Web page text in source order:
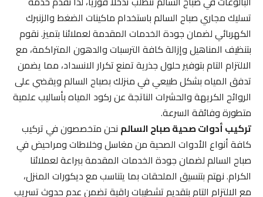
تسليك مجاري صباح السالم باستخدام ماكينات الضغط والزنبرك
الكهربائي لضمان جودة الخدمات المقدمة لعملائنا بتميز. نقوم
بتنظيف المناهيل وإزالة كافة الترسبات والدهون المتراكمة، مع
الالتزام التام بتوفير حلول جذرية تمنع تكرار الانسداد، مما يضمن
تدفق المياه بشكل طبيعي في منزلك بصباح السالم ويقضي على
الروائح الكريهة والحشرات الناتجة عن ركود المياه بأساليب علمية
متطورة وفائقة السرعة.
تركيب أدوات صحية صباح السالمنحن متخصصون في تركيب
كافة أنواع الأدوات الصحية من مغاسل وخلاطات ومراحيض في
صباح السالم لضمان جودة الخدمات المقدمة ببراعة لعملائنا
الكرام. نهتم بتنسيق الملحقات بما يتناسب مع ديكورات المنزل،
مع الالتزام التام بتقديم تشطيبات راقية تضمن عدم حدوث تسريب